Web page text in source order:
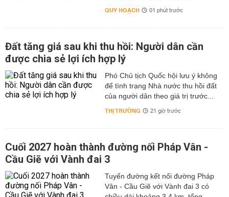
QUY HOẠCH 01 phút trước
Đất tăng giá sau khi thu hồi: Người dân cần
được chia sẻ lợi ích hợp lý
Phó Chủ tịch Quốc hội lưu ý không
để tình trạng Nhà nước thu hồi đất
của người dân theo giá trị trước...
THỊ TRƯỜNG 21 giờ trước
Cuối 2027 hoàn thành đường nối Pháp Vân -
Cầu Giẽ với Vành đai 3
Tuyến đường kết nối đường Pháp
Vân - Cầu Giẽ với Vành đai 3 có